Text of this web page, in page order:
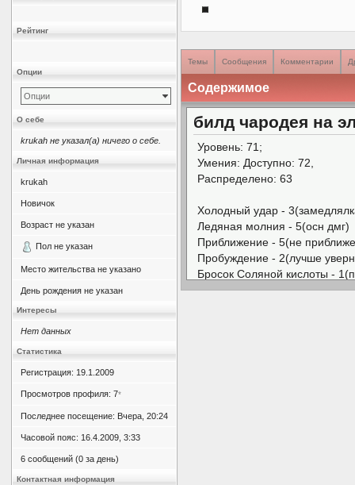
Рейтинг
Опции
Опции
О себе
krukah не указал(а) ничего о себе.
Личная информация
krukah
Новичок
Возраст не указан
Пол не указан
Место жительства не указано
День рождения не указан
Интересы
Нет данных
Статистика
Регистрация: 19.1.2009
Просмотров профиля: 7*
Последнее посещение: Вчера, 20:24
Часовой пояс: 16.4.2009, 3:33
6 сообщений (0 за день)
Контактная информация
Темы Сообщения Комментарии
Содержимое
билд чародея на
Уровень: 71;
Умения: Доступно: 72,
Распределено: 63
Холодный удар -
Ледяная молния - 5(осн дмг)
Приближение - 5(не
Пробуждение - 2(лучше
Бросок Соляной кислоты -
Бросок лианы - 2(ещё